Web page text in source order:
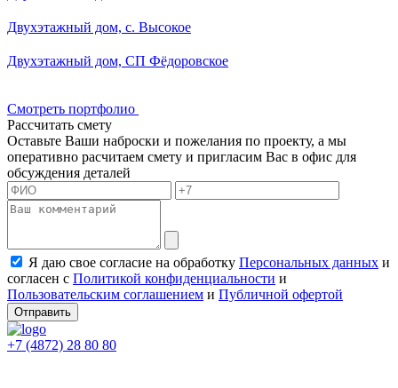
Смотреть портфолио
Рассчитать смету
Оставьте Ваши наброски и пожелания по проекту, а мы
оперативно расчитаем смету и пригласим Вас в офис для
обсуждения деталей
Я даю свое согласие на обработку Персональных данных и
согласен с Политикой конфиденциальности и
Пользовательским соглашением и Публичной офертой
Отправить
+7 (4872) 28 80 80